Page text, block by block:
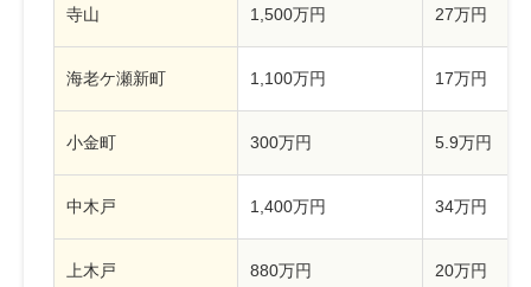
寺山 1,500万円 27万円
海老ケ瀬新町 1,100万円 17万円
小金町 300万円 5.9万円
中木戸 1,400万円 34万円
上木戸 880万円 20万円